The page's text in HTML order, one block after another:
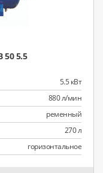
50 5.5
5.5 кВт
880 л/мин
ременный
270 л
горизонтальное